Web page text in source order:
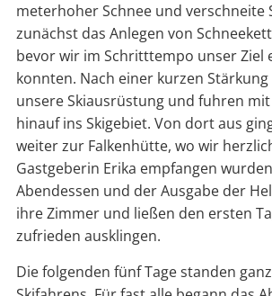
meterhoher Schnee und verschneite
zunächst das Anlegen von
bevor wir im Schritttempo unser Ziel
konnten. Nach einer kurzen
unsere Skiausrüstung und fuhren
hinauf ins Skigebiet. Von dort aus
weiter zur Falkenhütte, wo wir
Gastgeberin Erika empfangen
Abendessen und der Ausgabe der
ihre Zimmer und ließen den ersten
zufrieden ausklingen.
Die folgenden fünf Tage standen